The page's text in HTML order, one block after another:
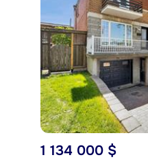
1 134 000 $